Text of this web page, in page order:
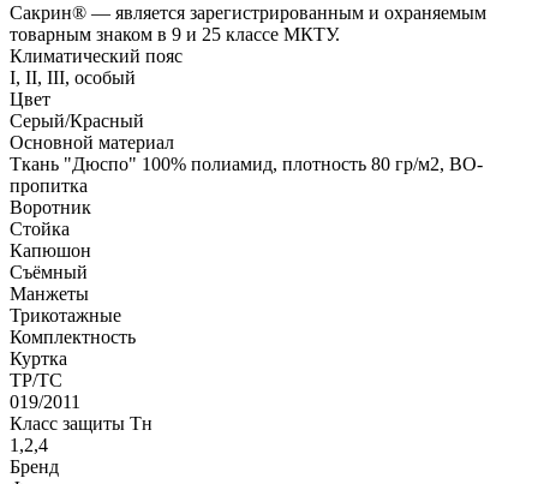
Сакрин® — является зарегистрированным и охраняемым
товарным знаком в 9 и 25 классе МКТУ.
Климатический пояс
I, II, III, особый
Цвет
Серый/Красный
Основной материал
Ткань "Дюспо" 100% полиамид, плотность 80 гр/м2, ВО-
пропитка
Воротник
Стойка
Капюшон
Съёмный
Манжеты
Трикотажные
Комплектность
Куртка
ТР/ТС
019/2011
Класс защиты Тн
1,2,4
Бренд